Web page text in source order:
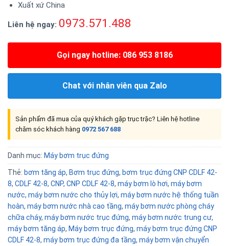
Xuất xứ China
Liên hệ ngay: 0973.571.488
Gọi ngay hotline: 086 953 8186
Chat với nhân viên qua Zalo
Sản phẩm đã mua của quý khách gặp trục trặc? Liên hệ hotline
chăm sóc khách hàng 0972 567 688
Danh mục: Máy bơm trục đứng
Thẻ: bơm tăng áp, Bơm trục đứng, bơm trục đứng CNP CDLF 42-
8, CDLF 42-8, CNP, CNP CDLF 42-8, máy bơm lò hơi, máy bơm
nước, máy bơm nước cho thủy lợi, máy bơm nước hệ thống tuần
hoàn, máy bơm nước nhà cao tầng, máy bơm nước phòng cháy
chữa cháy, máy bơm nước trục đứng, máy bơm nước trung cư,
máy bơm tăng áp, Máy bơm trục đứng, máy bơm trục đứng CNP
CDLF 42-8, máy bơm trục đứng đa tầng, máy bơm vận chuyển